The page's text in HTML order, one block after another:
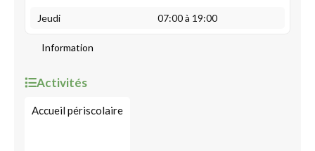
Jeudi
07:00 à 19:00
Information
Activités
Accueil périscolaire